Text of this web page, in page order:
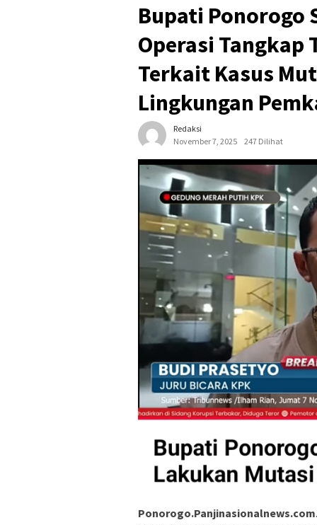
Bupati Ponorogo
Operasi Tangkap
Terkait Kasus
Lingkungan
Redaksi
November 7, 2025
247 Dilihat
Ponorogo.Panjinasionalnews.com